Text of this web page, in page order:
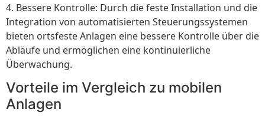
4. Bessere Kontrolle: Durch die feste Installation und die
Integration von automatisierten Steuerungssystemen
bieten ortsfeste Anlagen eine bessere Kontrolle über die
Abläufe und ermöglichen eine kontinuierliche
Überwachung.
Vorteile im Vergleich zu mobilen
Anlagen